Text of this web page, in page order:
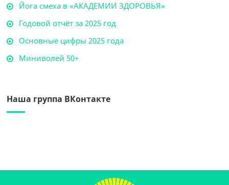
Йога смеха в «АКАДЕМИИ ЗДОРОВЬЯ»
Годовой отчёт за 2025 год
Основные цифры 2025 года
Миниволей 50+
Наша группа ВКонтакте